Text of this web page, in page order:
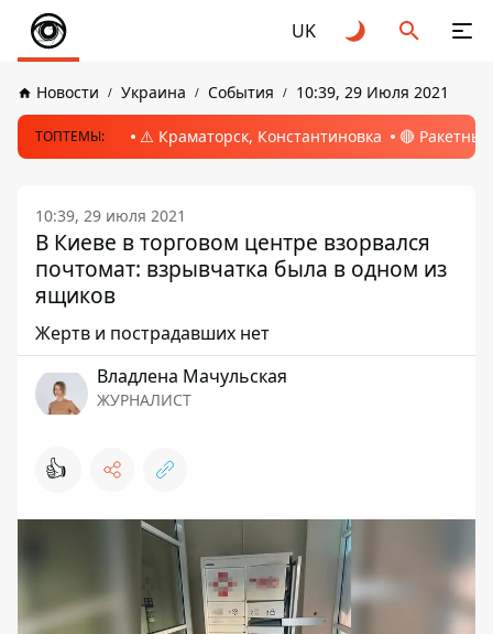
UK
Новости Украина События 10:39, 29 Июля 2021
ТОПТЕМЫ: ⚠️ Краматорск, Константиновка 🔴
10:39, 29 июля 2021
В Киеве в торговом центре взорвался
почтомат: взрывчатка была в одном из
ящиков
Жертв и пострадавших нет
Владлена Мачульская
ЖУРНАЛИСТ
👍